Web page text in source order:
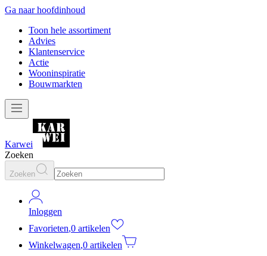
Ga naar hoofdinhoud
Toon hele assortiment
Advies
Klantenservice
Actie
Wooninspiratie
Bouwmarkten
Karwei
Zoeken
Zoeken
Inloggen
Favorieten,0 artikelen
Winkelwagen,0 artikelen